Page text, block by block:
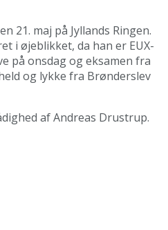
21. maj på Jyllands Ringen.
i øjeblikket, da han er EUX-
på onsdag og eksamen fra
og lykke fra Brønderslev
af Andreas Drustrup.